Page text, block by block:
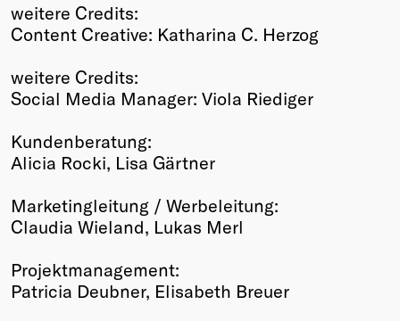
weitere Credits:
Content Creative: Katharina C. Herzog
weitere Credits:
Social Media Manager: Viola Riediger
Kundenberatung:
Alicia Rocki, Lisa Gärtner
Marketingleitung / Werbeleitung:
Claudia Wieland, Lukas Merl
Projektmanagement:
Patricia Deubner, Elisabeth Breuer